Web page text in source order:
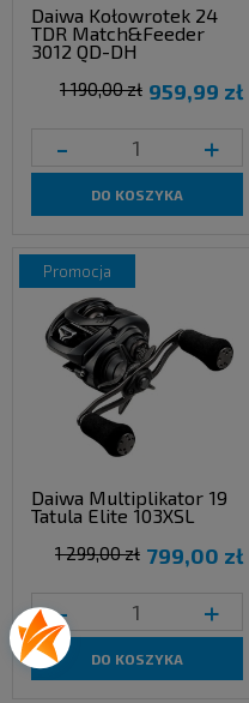
Daiwa Kołowrotek 24
TDR Match&Feeder
3012 QD-DH
959,99 zł
1 190,00 zł
- +
DO KOSZYKA
Daiwa Multiplikator 19
Tatula Elite 103XSL
799,00 zł
1 299,00 zł
- +
DO KOSZYKA
promocja